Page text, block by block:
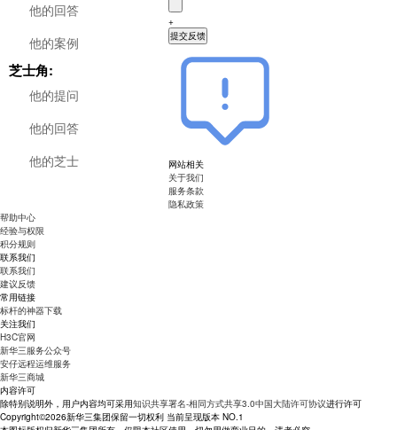
他的回答
他的案例
芝士角:
他的提问
他的回答
他的芝士
+
网站相关
关于我们
服务条款
隐私政策
帮助中心
经验与权限
积分规则
联系我们
联系我们
建议反馈
常用链接
标杆的神器下载
关注我们
H3C官网
新华三服务公众号
安仔远程运维服务
新华三商城
内容许可
除特别说明外，用户内容均可采用知识共享署名-相同方式共享3.0中国大陆许可协议进行许可
Copyright©2026新华三集团保留一切权利 当前呈现版本 NO.1